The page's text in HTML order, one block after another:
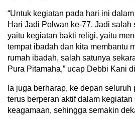
“Untuk kegiatan pada hari ini
Hari Jadi Polwan ke-77. Jadi salah
yaitu kegiatan bakti religi, yaitu
tempat ibadah dan kita membantu
rumah ibadah, salah satunya
Pura Pitamaha,” ucap Debbi Kani
Ia juga berharap, ke depan
terus berperan aktif dalam
keagamaan, sehingga semakin